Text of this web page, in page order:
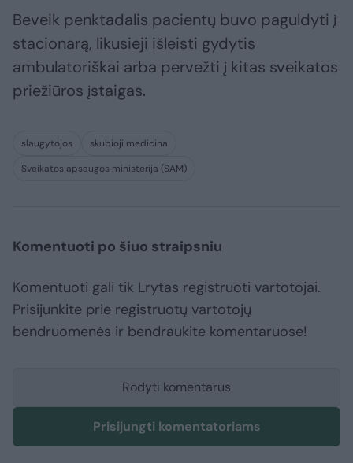
Beveik penktadalis pacientų buvo paguldyti į
stacionarą, likusieji išleisti gydytis
ambulatoriškai arba pervežti į kitas sveikatos
priežiūros įstaigas.
slaugytojos
skubioji medicina
Sveikatos apsaugos ministerija (SAM)
Komentuoti po šiuo straipsniu
Komentuoti gali tik Lrytas registruoti vartotojai.
Prisijunkite prie registruotų vartotojų
bendruomenės ir bendraukite komentaruose!
Rodyti komentarus
Prisijungti komentatoriams